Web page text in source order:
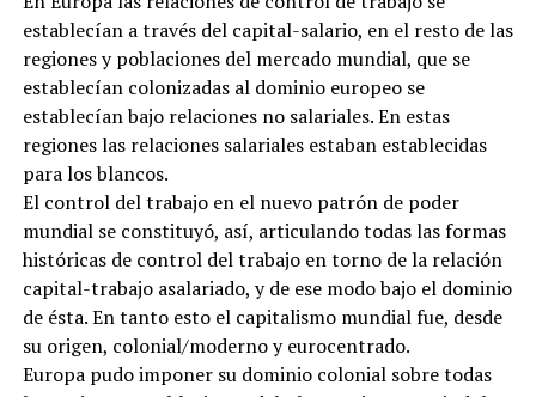
establecían a través del capital-salario, en el resto de las
regiones y poblaciones del mercado mundial, que se
establecían colonizadas al dominio europeo se
establecían bajo relaciones no salariales. En estas
regiones las relaciones salariales estaban establecidas
para los blancos.
El control del trabajo en el nuevo patrón de poder
mundial se constituyó, así, articulando todas las formas
históricas de control del trabajo en torno de la relación
capital-trabajo asalariado, y de ese modo bajo el dominio
de ésta. En tanto esto el capitalismo mundial fue, desde
su origen, colonial/moderno y eurocentrado.
Europa pudo imponer su dominio colonial sobre todas